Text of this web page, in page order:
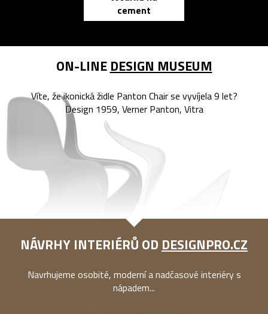
cement
ON-LINE DESIGN MUSEUM
Víte, že ikonická židle Panton Chair se vyvíjela 9 let?
Design 1959, Verner Panton, Vitra
NÁVRHY INTERIÉRŮ OD DESIGNPRO.CZ
Navrhujeme osobité, moderní a nadčasové interiéry s
nápadem...